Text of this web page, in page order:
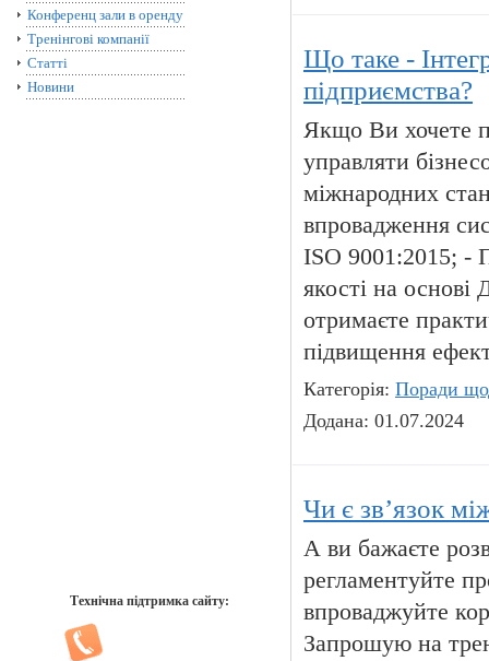
Конференц зали в оренду
Тренінгові компанії
Статті
Новини
Технічна підтримка сайту:
Що таке -
підприємства?
Якщо Ви хочете
управляти
міжнародних
впровадження
ISO 9001:2015; -
якості на
отримаєте
підвищення
Категорія: Поради
Додана: 01.07.2024
Чи є зв’язок
А ви бажаєте
регламентуйте
впроваджуйте
Запрошую на